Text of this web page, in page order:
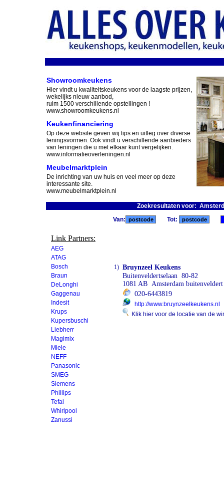
Showroomkeukens
Hier vindt u kwaliteitskeukens voor de laagste prijzen,
wekelijks nieuw aanbod,
ruim 1500 verschillende opstellingen !
www.showroomkeukens.nl
Keukenfinanciering
Op deze website geven wij tips en uitleg over diverse
leningsvormen. Ook vindt u verschillende aanbieders
van leningen die u met elkaar kunt vergelijken.
www.informatieoverleningen.nl
Meubelmarktplein
De inrichting van uw huis en veel meer op deze
interessante site.
www.meubelmarktplein.nl
Zoekresultaten voor:
Link Partners:
AEG
ATAG
Bosch
Braun
DeLonghi
Gaggenau
Indesit
Krups
Kupersbuschi
Liebherr
Magimix
Miele
NEFF
Panasonic
SMEG
Siemens
Phillips
Tefal
Whirlpool
Zanussi
Van: Tot:
1) Bruynzeel Keukens
Buitenveldertselaan 80-82
1081 AB Amsterdam buitenveldert
020-6443819
http://www.bruynzeelkeukens.nl
Klik hier voor de locatie van de